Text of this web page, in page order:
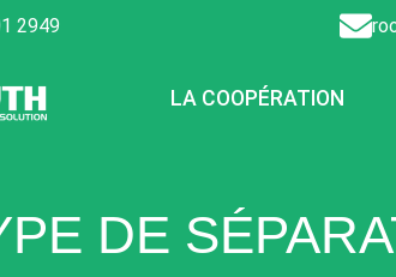
2949
LA COOPÉRATION
DE